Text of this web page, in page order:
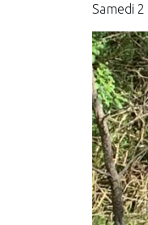
Samedi